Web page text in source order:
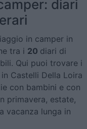
diari
in camper in
tra i 20 diari di
Qui puoi trovare i
Castelli Della Loira
con bambini e con
primavera, estate,
vacanza lunga in